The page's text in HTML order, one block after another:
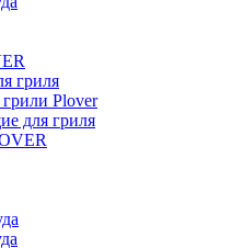
гриля
Plover
для гриля